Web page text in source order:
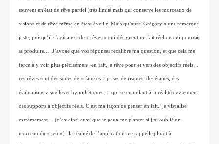
souvent en état de rêve partiel (très limité mais qui conserve les morceaux de
visions et de rêve même en étant éveillé. Mais qu’aussi Grégory a une remarque
juste, puisqu’il s’agit aussi de « rêves » qui désignent un fait réel ou qui pourrait
se produire…  J’avoue que vos réponses recalibre ma question, et que cela me
force à y voir plus précisément: en fait, je rêve pour et vers des objectifs réels…
ces rêves sont des sortes de « fausses » prises de risques, des étapes, des
évaluations visuelles et hypothétiques … qui se cumulant à la réalité deviennent
des supports à objectifs réels. C’est ma façon de penser en fait.. je visualise
extrêmement… (c’est ainsi aussi que je peux me planter si j’ai oublié un
morceau du « jeu »)= la réalité de l’application me rappelle plutot à